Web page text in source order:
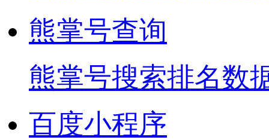
熊掌号查询
熊掌号搜索排名数
百度小程序